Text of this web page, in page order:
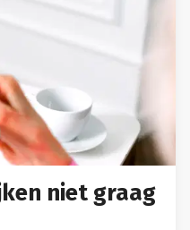
niet graag